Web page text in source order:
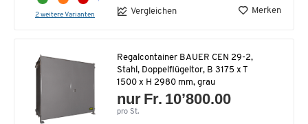
2 weitere Varianten Vergleichen Merken
Regalcontainer BAUER CEN 29-2,
Stahl, Doppelflügeltor, B 3175 x T
1500 x H 2980 mm, grau
nur Fr. 10’800.00
pro St.